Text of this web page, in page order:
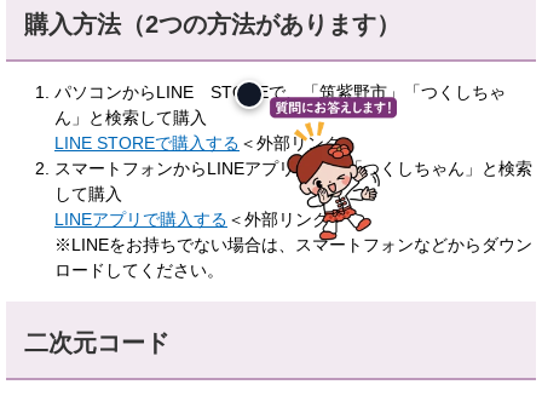
購入方法（2つの方法があります）
パソコンからLINE STOREで、「筑紫野市」「つくしちゃ
ん」と検索して購入
LINE STOREで購入する ＜外部リンク＞
スマートフォンからLINEアプリ内で、「つくしちゃん」と検索
して購入
LINEアプリで購入する ＜外部リンク＞
※LINEをお持ちでない場合は、スマートフォンなどからダウン
ロードしてください。
二次元コード